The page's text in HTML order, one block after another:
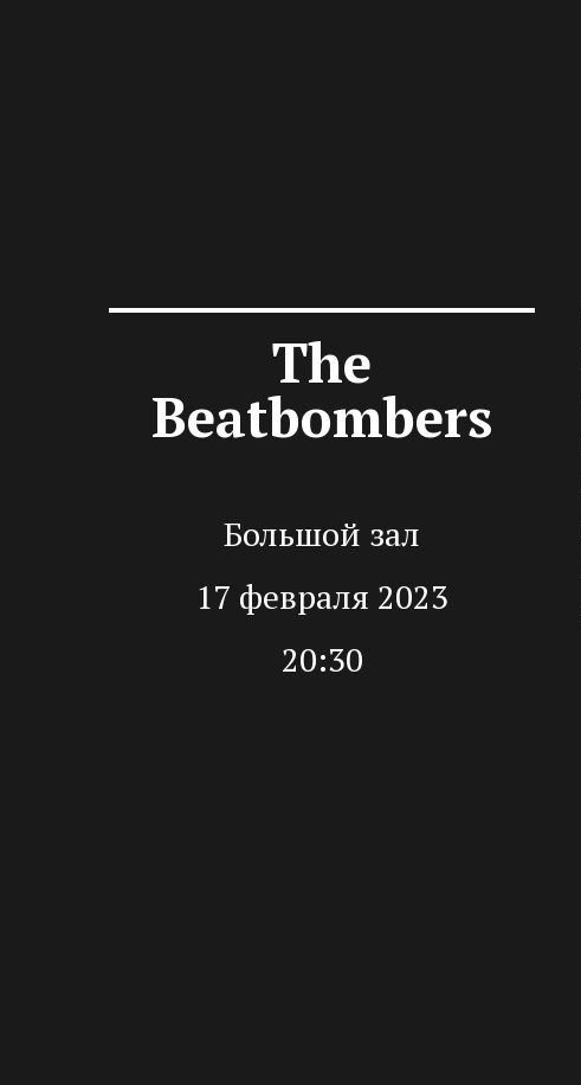
The
Beatbombers
Большой зал
17 февраля 2023
20:30